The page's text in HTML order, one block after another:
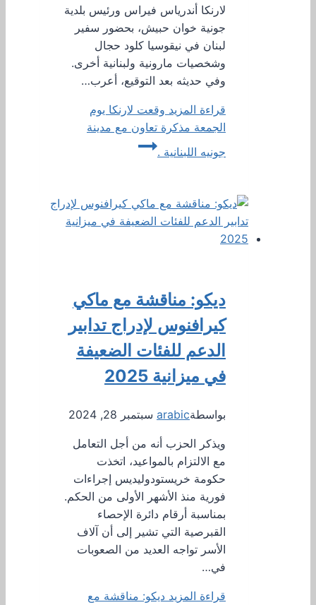
لارنكا أندرياس فيراس ورئيس بلدية
جونية خوان حبيش، بحضور سفير
لبنان في نيقوسيا كلود حجال
وشخصيات مارونية ولبنانية أخرى.
وفي حديثه بعد التوقيع، أعرب…
قراءة المزيد وقعت لارنكا يوم
الجمعة مذكرة تعاون مع مدينة
جونيه اللبنانية .
ديكو: مناقشة مع ماكي
كيرافنوس لإدراج تدابير
الدعم للفئات الضعيفة
في ميزانية 2025
بواسطةarabic سبتمبر 28, 2024
ويذكر الحزب أنه من أجل التعامل
مع الالتزام بالمواعيد، اتخذت
حكومة خريستودوليديس إجراءات
فورية منذ الأشهر الأولى من الحكم.
بمناسبة أرقام دائرة الإحصاء
القبرصية التي تشير إلى أن آلاف
الأسر تواجه العديد من الصعوبات
في…
قراءة المزيد ديكو: مناقشة مع